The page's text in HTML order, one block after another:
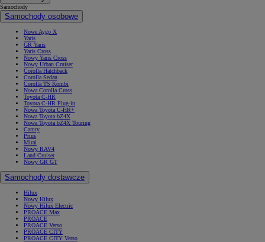
Samochody
Samochody osobowe
Nowe Aygo X
Yaris
GR Yaris
Yaris Cross
Nowy Yaris Cross
Nowy Urban Cruiser
Corolla Hatchback
Corolla Sedan
Corolla TS Kombi
Nowa Corolla Cross
Toyota C-HR
Toyota C-HR Plug-in
Nowa Toyota C-HR+
Nowa Toyota bZ4X
Nowa Toyota bZ4X Touring
Camry
Prius
Mirai
Nowy RAV4
Land Cruiser
Nowy GR GT
Samochody dostawcze
Hilux
Nowy Hilux
Nowy Hilux Electric
PROACE Max
PROACE
PROACE Verso
PROACE CITY
PROACE CITY Verso